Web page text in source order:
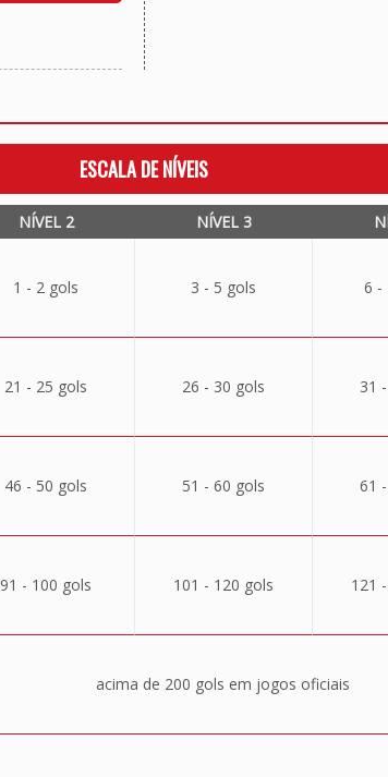
ESCALA DE NÍVEIS
NÍVEL 2 NÍVEL 3
1 - 2 gols 3 - 5 gols 6 -
21 - 25 gols 26 - 30 gols 31
46 - 50 gols 51 - 60 gols 61
91 - 100 gols 101 - 120 gols 121
acima de 200 gols em jogos oficiais